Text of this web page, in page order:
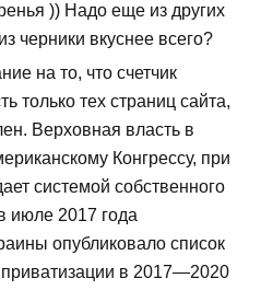
)) Надо еще из других
черники вкуснее всего?
на то, что счетчик
только тех страниц сайта,
Верховная власть в
Конгрессу, при
системой собственного
июле 2017 года
опубликовало список
в 2017—2020